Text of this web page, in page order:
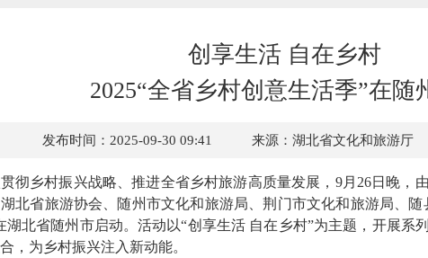
创享生活 自在乡村
2025“全省乡村创意生活季”在随
发布时间：2025-09-30 09:41 来源：湖北省文化和旅游厅
乡村振兴战略、推进全省乡村旅游高质量发展，9月26日晚，
北省旅游协会、随州市文化和旅游局、荆门市文化和旅游局、随
湖北省随州市启动。活动以“创享生活 自在乡村”为主题，开展系
，为乡村振兴注入新动能。